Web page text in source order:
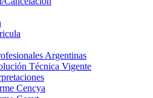
Argentinas
Técnica Vigente
Cencya